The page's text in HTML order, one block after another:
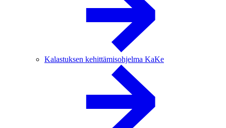
Kalastuksen kehittämisohjelma KaKe